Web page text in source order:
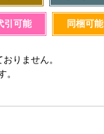
引可能 同梱可能
りません。
。